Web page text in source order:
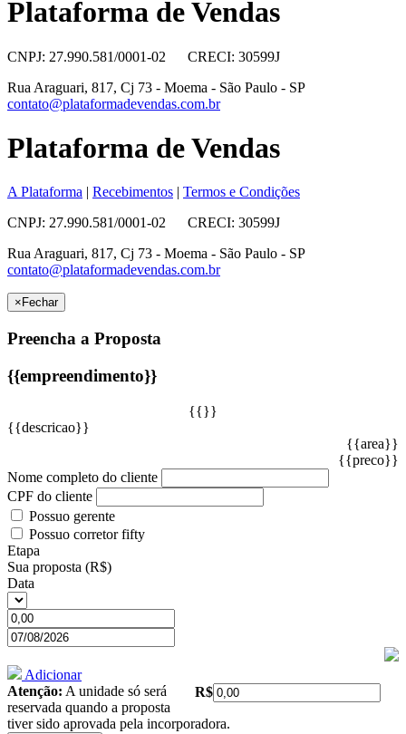
Plataforma de Vendas
CNPJ: 27.990.581/0001-02 CRECI: 30599J
Rua Araguari, 817, Cj 73 - Moema - São Paulo - SP
contato@plataformadevendas.com.br
Plataforma de Vendas
A Plataforma Recebimentos
Termos e Condições
CNPJ: 27.990.581/0001-02 CRECI: 30599J
Rua Araguari, 817, Cj 73 - Moema - São Paulo - SP
contato@plataformadevendas.com.br
× Fechar
Preencha a Proposta
{{empreendimento}}
{{}}
{{descricao}}
{{area}}
{{preco}}
Nome completo do cliente
CPF do cliente
Possuo gerente
Possuo corretor fifty
Etapa
Sua proposta (R$)
Data
Adicionar
R$
Atenção: A unidade só será
reservada quando a proposta
tiver sido aprovada pela incorporadora.